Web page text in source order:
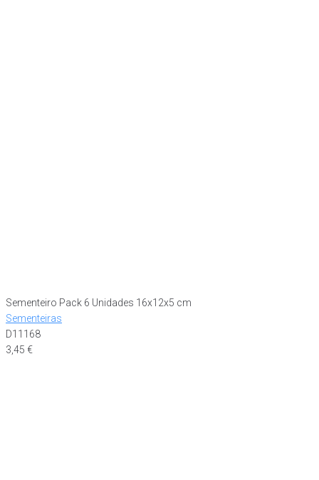
Sementeiro Pack 6 Unidades 16x12x5 cm
Sementeiras
D11168
3,45 €